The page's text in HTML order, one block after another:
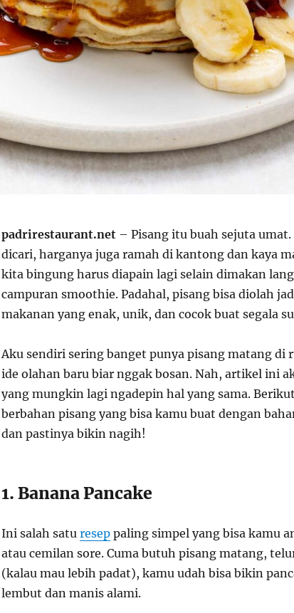
padrirestaurant.net– Pisang itu buah sejuta umat.
dicari, harganya juga ramah di kantong dan kaya
kita bingung harus diapain lagi selain dimakan
campuran smoothie. Padahal, pisang bisa diolah
makanan yang enak, unik, dan cocok buat segala
Aku sendiri sering banget punya pisang matang di
ide olahan baru biar nggak bosan. Nah, artikel ini
yang mungkin lagi ngadepin hal yang sama.
berbahan pisang yang bisa kamu buat dengan
dan pastinya bikin nagih!
1. Banana Pancake
Ini salah satu reseppaling simpel yang bisa kamu
atau cemilan sore. Cuma butuh pisang matang,
(kalau mau lebih padat), kamu udah bisa bikin
lembut dan manis alami.